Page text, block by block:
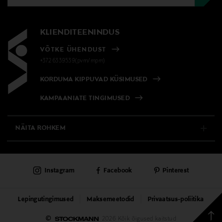
KLIENDITEENINDUS
VÕTKE ÜHENDUST
+372 6339539(pvm/mpm)
KORDUMA KIPPUVAD KÜSIMUSED
KAMPAANIATE TINGIMUSED
NÄITA ROHKEM
PÜSIKLIENDITEENINDUS
KAUBAMAJAD
TEENUSED
© 2026 Kõik õigused kaitstud
Lepingutingimused Maksemeetodid Privaatsus-poliitika
Instagram Facebook Pinterest